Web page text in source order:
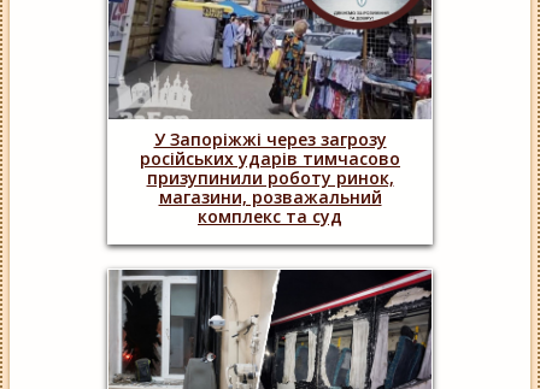
У Запоріжжі через загрозу
російських ударів тимчасово
призупинили роботу ринок,
магазини, розважальний
комплекс та суд